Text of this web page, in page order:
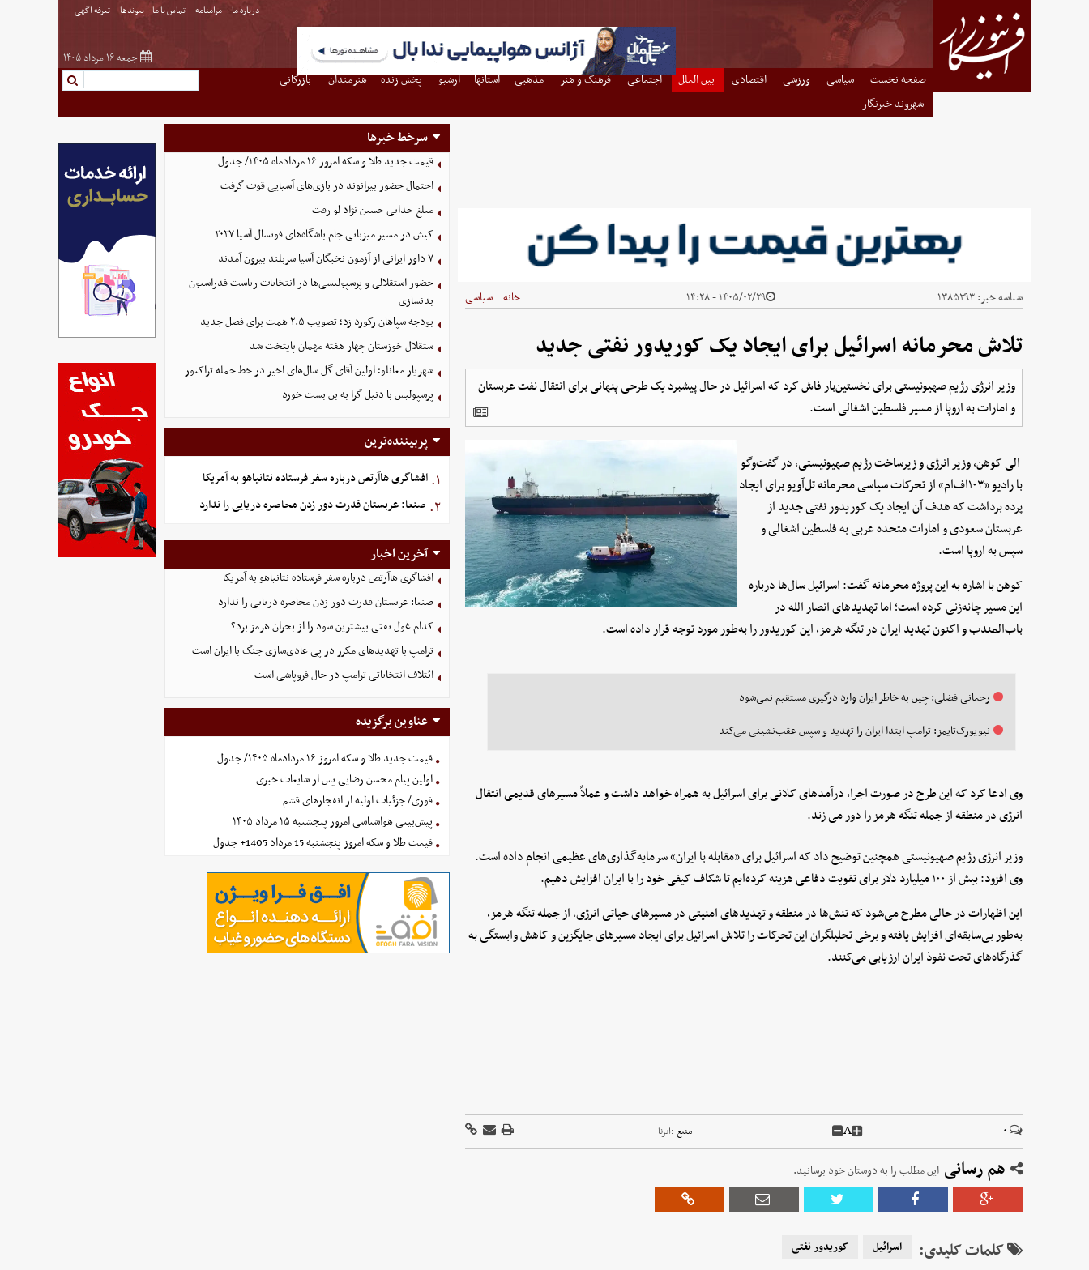
درباره ما مرامنامه تماس با ما پیوندها تعرفه اگهی
جمعه ۱۶ مرداد ۱۴۰۵
صفحه نخست سیاسی ورزشی اقتصادی بین الملل اجتماعی فرهنگ و هنر مذهبی استانها آرشیو پخش زنده هنرمندان
بازرگانی
شهروند خبرنگار
شناسه خبر:۱۳۸۵۳۹۳ ۱۴۰۵/۰۲/۲۹ - ۱۴:۲۸ خانه | سیاسی
تلاش محرمانه اسرائیل برای ایجاد یک کوریدور نفتی جدید
وزیر انرژی رژیم صهیونیستی برای نخستین‌بار فاش کرد که اسرائیل در حال پیشبرد یک طرحی پنهانی برای انتقال نفت عربستان
و امارات به اروپا از مسیر فلسطین اشغالی است.
الی کوهن، وزیر انرژی و زیرساخت رژیم صهیونیستی، در گفت‌وگو
با رادیو «۱۰۳اف‌ام» از تحرکات سیاسی محرمانه تل‌آویو برای ایجاد
پرده برداشت که هدف آن ایجاد یک کوریدور نفتی جدید از
عربستان سعودی و امارات متحده عربی به فلسطین اشغالی و
سپس به اروپا است.
کوهن با اشاره به این پروژه محرمانه گفت: اسرائیل سال‌ها درباره
این مسیر چانه‌زنی کرده است؛ اما تهدیدهای انصار الله در
باب‌المندب و اکنون تهدید ایران در تنگه هرمز، این کوریدور را به‌طور مورد توجه قرار داده است.
رحمانی فضلی: چین به خاطر ایران وارد درگیری مستقیم نمی‌شود
نیویورک‌تایمز: ترامپ ابتدا ایران را تهدید و سپس عقب‌نشینی می‌کند
وی ادعا کرد که این طرح در صورت اجرا، درآمدهای کلانی برای اسرائیل به همراه خواهد داشت و عملاً مسیرهای قدیمی انتقال
انرژی در منطقه از جمله تنگه هرمز را دور می زند.
وزیر انرژی رژیم صهیونیستی همچنین توضیح داد که اسرائیل برای «مقابله با ایران» سرمایه‌گذاری‌های عظیمی انجام داده است.
وی افزود: بیش از ۱۰۰ میلیارد دلار برای تقویت دفاعی هزینه کرده‌ایم تا شکاف کیفی خود را با ایران افزایش دهیم.
این اظهارات در حالی مطرح می‌شود که تنش‌ها در منطقه و تهدیدهای امنیتی در مسیرهای حیاتی انرژی، از جمله تنگه هرمز،
به‌طور بی‌سابقه‌ای افزایش یافته و برخی تحلیلگران این تحرکات را تلاش اسرائیل برای ایجاد مسیرهای جایگزین و کاهش وابستگی به
گذرگاه‌های تحت نفوذ ایران ارزیابی می‌کنند.
۰ A منبع :ایرنا
هم رسانی این مطلب را به دوستان خود برسانید.
کلمات کلیدی: اسرائیل کوریدور نفتی
سرخط خبرها
قیمت جدید طلا و سکه امروز ۱۶ مردادماه ۱۴۰۵/ جدول
احتمال حضور بیرانوند در بازی‌های آسیایی قوت گرفت
مبلغ جدایی حسین نژاد لو رفت
کیش در مسیر میزبانی جام باشگاه‌های فوتسال آسیا ۲۰۲۷
۷ داور ایرانی از آزمون نخبگان آسیا سربلند بیرون آمدند
حضور استقلالی و پرسپولیسی‌ها در انتخابات ریاست فدراسیون
بدنسازی
بودجه سپاهان رکورد زد؛ تصویب ۲.۵ همت برای فصل جدید
ستقلال خوزستان چهار هفته مهمان پایتخت شد
شهریار مغانلو؛ اولین آقای گل سال‌های اخیر در خط حمله تراکتور
پرسپولیس با دنیل گرا به بن بست خورد
پربیننده‌ترین
۱. افشاگری هاآرتص درباره سفر فرستاده نتانیاهو به آمریکا
۲. صنعا: عربستان قدرت دور زدن محاصره دریایی را ندارد
آخرین اخبار
افشاگری هاآرتص درباره سفر فرستاده نتانیاهو به آمریکا
صنعا: عربستان قدرت دور زدن محاصره دریایی را ندارد
کدام غول نفتی بیشترین سود را از بحران هرمز برد؟
ترامپ با تهدیدهای مکرر در پی عادی‌سازی جنگ با ایران است
ائتلاف انتخاباتی ترامپ در حال فروپاشی است
عناوین برگزیده
قیمت جدید طلا و سکه امروز ۱۶ مردادماه ۱۴۰۵/ جدول
اولین پیام محسن رضایی پس از شایعات خبری
فوری/ جزئیات اولیه از انفجارهای قشم
پیش‌بینی هواشناسی امروز پنجشنبه ۱۵ مرداد ۱۴۰۵
قیمت طلا و سکه امروز پنجشنبه 15 مرداد 1405+ جدول